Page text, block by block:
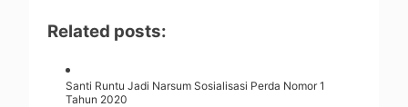
Related posts:
Santi Runtu Jadi Narsum Sosialisasi Perda Nomor 1
Tahun 2020